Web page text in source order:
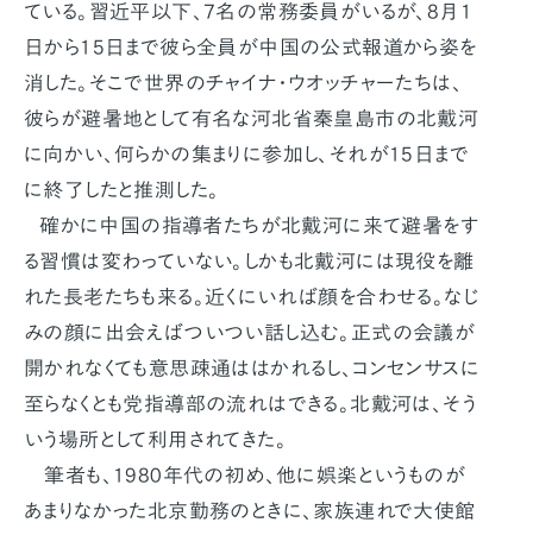
ている。習近平以下、7名の常務委員がいるが、8月1
日から15日まで彼ら全員が中国の公式報道から姿を
消した。そこで世界のチャイナ・ウオッチャーたちは、
彼らが避暑地として有名な河北省秦皇島市の北戴河
に向かい、何らかの集まりに参加し、それが15日まで
に終了したと推測した。
確かに中国の指導者たちが北戴河に来て避暑をす
る習慣は変わっていない。しかも北戴河には現役を離
れた長老たちも来る。近くにいれば顔を合わせる。なじ
みの顔に出会えばついつい話し込む。正式の会議が
開かれなくても意思疎通ははかれるし、コンセンサスに
至らなくとも党指導部の流れはできる。北戴河は、そう
いう場所として利用されてきた。
筆者も、1980年代の初め、他に娯楽というものが
あまりなかった北京勤務のときに、家族連れで大使館